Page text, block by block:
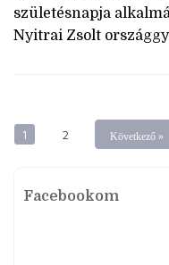
születésnapja
Nyitrai Zsolt
1 2 Következő »
Facebookom